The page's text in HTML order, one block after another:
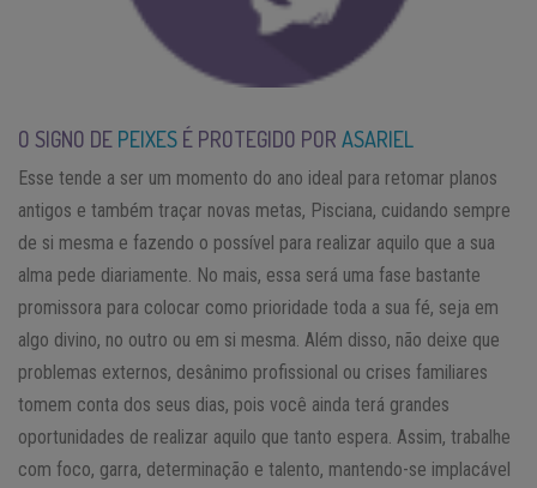
O SIGNO DE PEIXES É PROTEGIDO POR ASARIEL
Esse tende a ser um momento do ano ideal para retomar planos
antigos e também traçar novas metas, Pisciana, cuidando sempre
de si mesma e fazendo o possível para realizar aquilo que a sua
alma pede diariamente. No mais, essa será uma fase bastante
promissora para colocar como prioridade toda a sua fé, seja em
algo divino, no outro ou em si mesma. Além disso, não deixe que
problemas externos, desânimo profissional ou crises familiares
tomem conta dos seus dias, pois você ainda terá grandes
oportunidades de realizar aquilo que tanto espera. Assim, trabalhe
com foco, garra, determinação e talento, mantendo-se implacável